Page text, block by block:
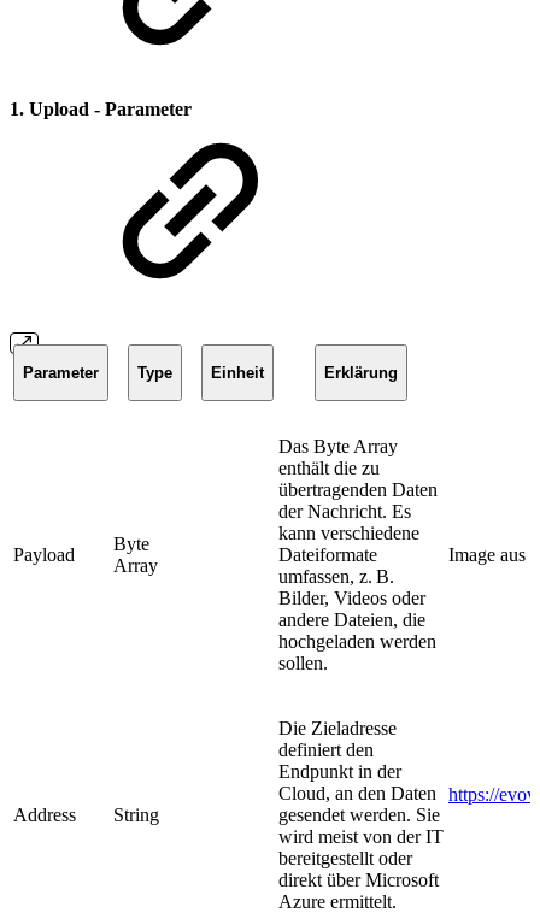
1. Upload - Parameter
Parameter Type Einheit Erklärung
Payload
Byte
Array
Das Byte Array
enthält die zu
übertragenden Daten
der Nachricht. Es
kann verschiedene
Dateiformate
umfassen, z. B.
Bilder, Videos oder
andere Dateien, die
hochgeladen werden
sollen.
Image aus
Address String
Die Zieladresse
definiert den
Endpunkt in der
Cloud, an den Daten
gesendet werden. Sie
wird meist von der IT
bereitgestellt oder
direkt über Microsoft
Azure ermittelt.
https://